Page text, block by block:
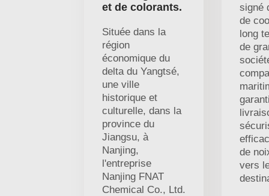
et de colorants.
Située dans la
région
économique du
delta du Yangtsé,
une ville
historique et
culturelle, dans la
province du
Jiangsu, à
Nanjing,
l'entreprise
Nanjing FNAT
Chemical Co., Ltd.
signé
de
long
de
de
vers